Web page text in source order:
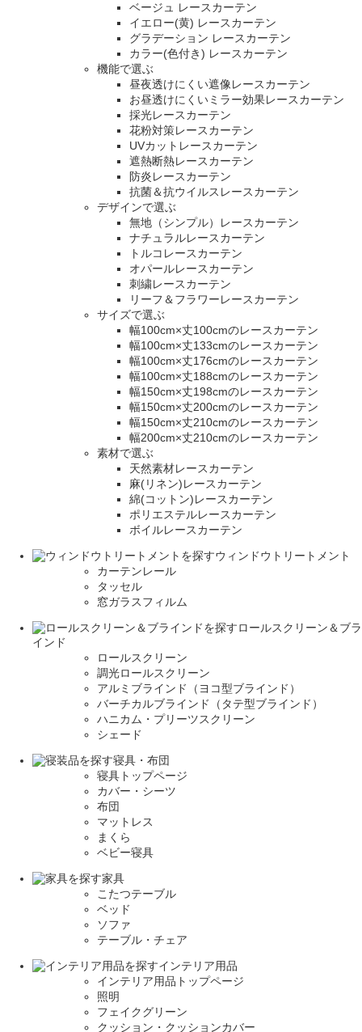
ベージュ レースカーテン
イエロー(黄) レースカーテン
グラデーション レースカーテン
カラー(色付き) レースカーテン
機能で選ぶ
昼夜透けにくい遮像レースカーテン
お昼透けにくいミラー効果レースカーテン
採光レースカーテン
花粉対策レースカーテン
UVカットレースカーテン
遮熱断熱レースカーテン
防炎レースカーテン
抗菌＆抗ウイルスレースカーテン
デザインで選ぶ
無地（シンプル）レースカーテン
ナチュラルレースカーテン
トルコレースカーテン
オパールレースカーテン
刺繍レースカーテン
リーフ＆フラワーレースカーテン
サイズで選ぶ
幅100cm×丈100cmのレースカーテン
幅100cm×丈133cmのレースカーテン
幅100cm×丈176cmのレースカーテン
幅100cm×丈188cmのレースカーテン
幅150cm×丈198cmのレースカーテン
幅150cm×丈200cmのレースカーテン
幅150cm×丈210cmのレースカーテン
幅200cm×丈210cmのレースカーテン
素材で選ぶ
天然素材レースカーテン
麻(リネン)レースカーテン
綿(コットン)レースカーテン
ポリエステルレースカーテン
ボイルレースカーテン
ウィンドウトリートメント
カーテンレール
タッセル
窓ガラスフィルム
ロールスクリーン＆ブラ
インド
ロールスクリーン
調光ロールスクリーン
アルミブラインド（ヨコ型ブラインド）
バーチカルブラインド（タテ型ブラインド）
ハニカム・プリーツスクリーン
シェード
寝具・布団
寝具トップページ
カバー・シーツ
布団
マットレス
まくら
ベビー寝具
家具
こたつテーブル
ベッド
ソファ
テーブル・チェア
インテリア用品
インテリア用品トップページ
照明
フェイクグリーン
クッション・クッションカバー